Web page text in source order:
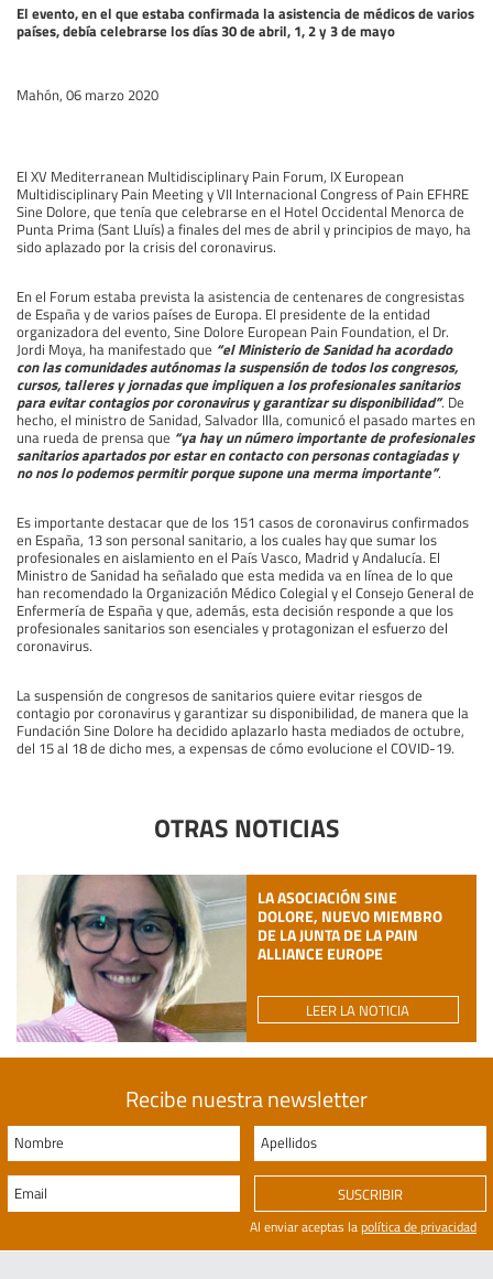
El evento, en el que estaba confirmada la asistencia de médicos de varios
países, debía celebrarse los días 30 de abril, 1, 2 y 3 de mayo
Mahón, 06 marzo 2020
El XV Mediterranean Multidisciplinary Pain Forum, IX European
Multidisciplinary Pain Meeting y VII Internacional Congress of Pain EFHRE
Sine Dolore, que tenía que celebrarse en el Hotel Occidental Menorca de
Punta Prima (Sant Lluís) a finales del mes de abril y principios de mayo, ha
sido aplazado por la crisis del coronavirus.
En el Forum estaba prevista la asistencia de centenares de congresistas
de España y de varios países de Europa. El presidente de la entidad
organizadora del evento, Sine Dolore European Pain Foundation, el Dr.
Jordi Moya, ha manifestado que “el Ministerio de Sanidad ha acordado
con las comunidades autónomas la suspensión de todos los congresos,
cursos, talleres y jornadas que impliquen a los profesionales sanitarios
para evitar contagios por coronavirus y garantizar su disponibilidad”. De
hecho, el ministro de Sanidad, Salvador Illa, comunicó el pasado martes en
una rueda de prensa que “ya hay un número importante de profesionales
sanitarios apartados por estar en contacto con personas contagiadas y
no nos lo podemos permitir porque supone una merma importante”.
Es importante destacar que de los 151 casos de coronavirus confirmados
en España, 13 son personal sanitario, a los cuales hay que sumar los
profesionales en aislamiento en el País Vasco, Madrid y Andalucía. El
Ministro de Sanidad ha señalado que esta medida va en línea de lo que
han recomendado la Organización Médico Colegial y el Consejo General de
Enfermería de España y que, además, esta decisión responde a que los
profesionales sanitarios son esenciales y protagonizan el esfuerzo del
coronavirus.
La suspensión de congresos de sanitarios quiere evitar riesgos de
contagio por coronavirus y garantizar su disponibilidad, de manera que la
Fundación Sine Dolore ha decidido aplazarlo hasta mediados de octubre,
del 15 al 18 de dicho mes, a expensas de cómo evolucione el COVID-19.
OTRAS NOTICIAS
LA ASOCIACIÓN SINE
DOLORE, NUEVO MIEMBRO
DE LA JUNTA DE LA PAIN
ALLIANCE EUROPE
LEER LA NOTICIA
Recibe nuestra newsletter
Nombre Apellidos
Email SUSCRIBIR
Al enviar aceptas lapolítica de privacidad